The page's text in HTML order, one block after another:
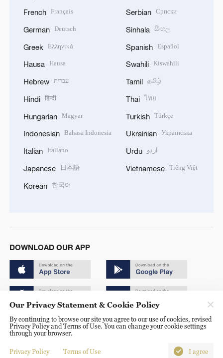
French Français
German Deutsch
Greek Ελληνικά
Hausa Hausa
Hebrew עברית
Hindi हिन्दी
Hungarian Magyar
Indonesian Bahasa Indonesia
Italian Italiano
Japanese 日本語
Korean 한국어
Serbian Српски
Sinhala සිංහල
Spanish Español
Swahili Kiswahili
Tamil தமிழ்
Thai ไทย
Turkish Türkçe
Ukrainian Українська
Urdu اردو
Vietnamese Tiếng Việt
DOWNLOAD OUR APP
Copyright © 2024 CGTN.
京ICP备20000184号
京公网安备 11010502050052号
Our Privacy Statement & Cookie Policy
By continuing to browse our site you agree to our use of cookies, revised
Privacy Policy and Terms of Use. You can change your cookie settings
through your browser.
Privacy Policy Terms of Use I agree